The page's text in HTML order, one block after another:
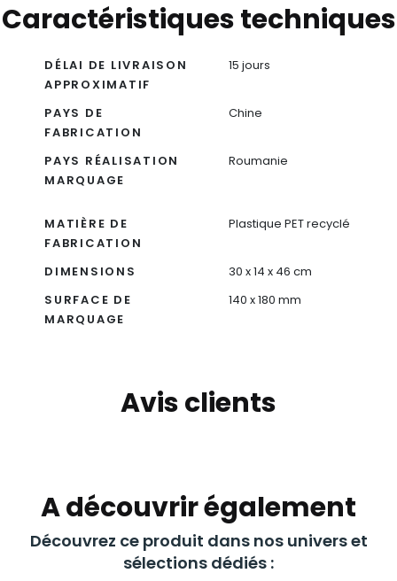
Caractéristiques techniques
DÉLAI DE LIVRAISON
APPROXIMATIF
15 jours
PAYS DE
FABRICATION
Chine
PAYS RÉALISATION
MARQUAGE
Roumanie
MATIÈRE DE
FABRICATION
Plastique PET recyclé
DIMENSIONS
30 x 14 x 46 cm
SURFACE DE
MARQUAGE
140 x 180 mm
Avis clients
A découvrir également
Découvrez ce produit dans nos univers et
sélections dédiés :